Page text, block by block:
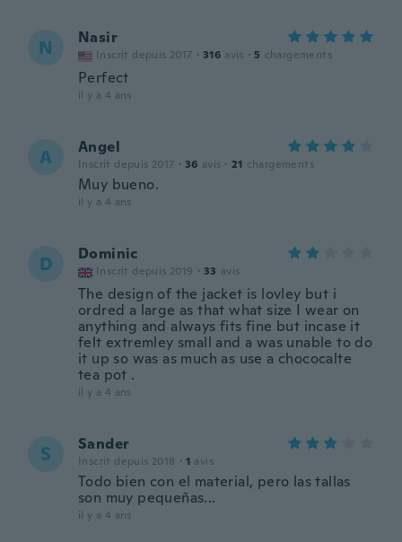
N Nasir
Inscrit depuis 2017 · 316 avis · 5 chargements
Perfect
il y a 4 ans
A Angel
Inscrit depuis 2017 · 36 avis · 21 chargements
Muy bueno.
il y a 4 ans
D Dominic
Inscrit depuis 2019 · 33 avis
The design of the jacket is lovley but i
ordred a large as that what size I wear on
anything and always fits fine but incase it
felt extremley small and a was unable to do
it up so was as much as use a chococalte
tea pot .
il y a 4 ans
S Sander
Inscrit depuis 2018 · 1 avis
Todo bien con el material, pero las tallas
son muy pequeñas...
il y a 4 ans